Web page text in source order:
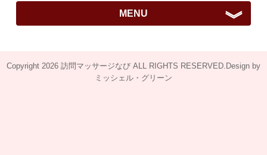
MENU
ご挨拶
訪問はりきゅうマッサージとは？
Copyright 2026 訪問マッサージなび ALL RIGHTS RESERVED.Design by
ミッシェル・グリーン